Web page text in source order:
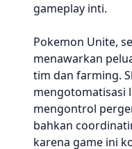
gameplay inti.
Pokemon Unite,
menawarkan
tim dan farming.
mengotomatisasi
mengontrol
bahkan
karena game ini